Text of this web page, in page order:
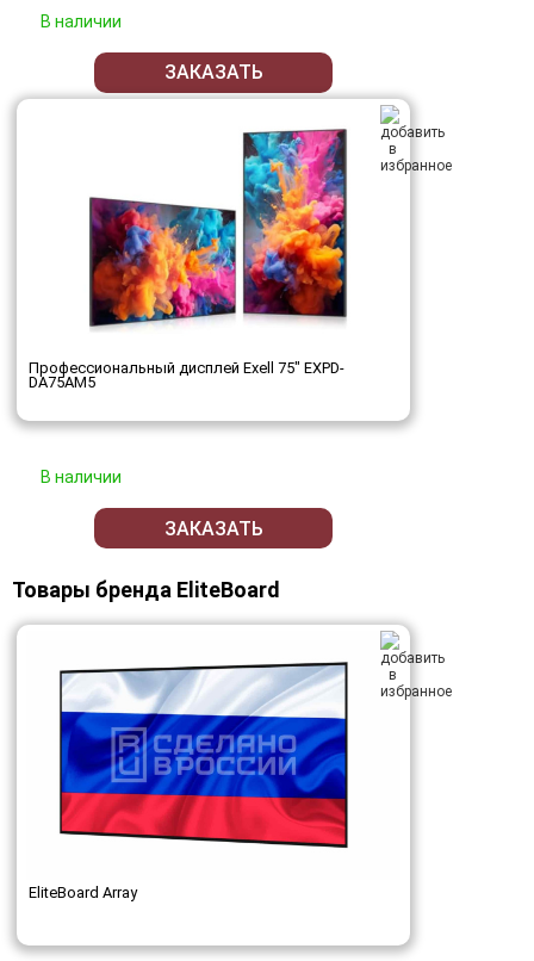
В наличии
ЗАКАЗАТЬ
Профессиональный дисплей Exell 75" EXPD-
DA75AM5
В наличии
ЗАКАЗАТЬ
Товары бренда EliteBoard
EliteBoard Array